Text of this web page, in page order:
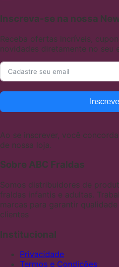
Inscreva-se na nossa
Receba ofertas incríveis,
novidades diretamente no seu
Ao se inscrever, você
de nossa loja.
Sobre ABC Fraldas
Somos distribuidores de
fraldas infantis e adultas.
marcas para garantir
clientes
Institucional
Privacidade
Termos e Condições